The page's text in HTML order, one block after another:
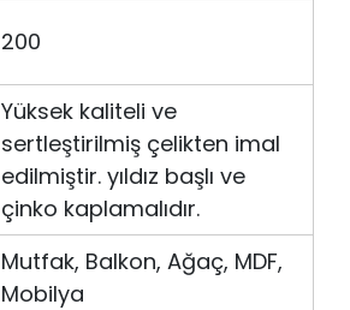
200
Yüksek kaliteli ve
sertleştirilmiş çelikten imal
edilmiştir. yıldız başlı ve
çinko kaplamalıdır.
Mutfak, Balkon, Ağaç, MDF,
Mobilya